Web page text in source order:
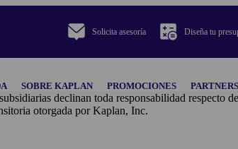
Solicita asesoría Diseña tu
SOBRE KAPLAN PROMOCIONES PARTNERS
declinan toda responsabilidad respecto
otorgada por Kaplan, Inc.